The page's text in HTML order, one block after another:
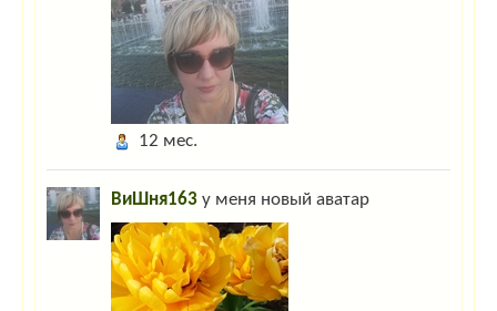
12 мес.
ВиШня163 у меня новый аватар